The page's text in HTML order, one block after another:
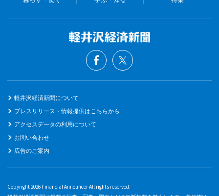
軽井沢経済新聞について
プレスリリース・情報提供はこちらから
アクセスデータの利用について
お問い合わせ
広告のご案内
Copyright 2026 Financial Announcer All rights reserved.